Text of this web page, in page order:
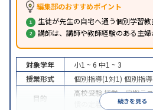
編集部のおすすめポイント
生徒が先生の自宅へ通う個別学習教
講師は、講師や教師経験のある主
続きを見る
対象学年 小1 ~ 6 中1 ~ 3
授業形式
個別指導(1対1) 個別指
目的
高校受験授業・定期テ
慣の定着